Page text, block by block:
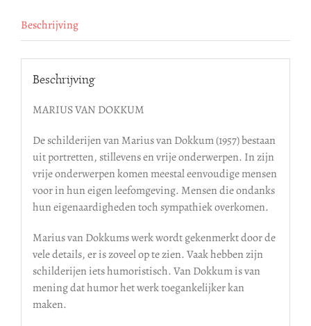
Beschrijving
Beschrijving
MARIUS VAN DOKKUM
De schilderijen van Marius van Dokkum (1957) bestaan
uit portretten, stillevens en vrije onderwerpen. In zijn
vrije onderwerpen komen meestal eenvoudige mensen
voor in hun eigen leefomgeving. Mensen die ondanks
hun eigenaardigheden toch sympathiek overkomen.
Marius van Dokkums werk wordt gekenmerkt door de
vele details, er is zoveel op te zien. Vaak hebben zijn
schilderijen iets humoristisch. Van Dokkum is van
mening dat humor het werk toegankelijker kan
maken.